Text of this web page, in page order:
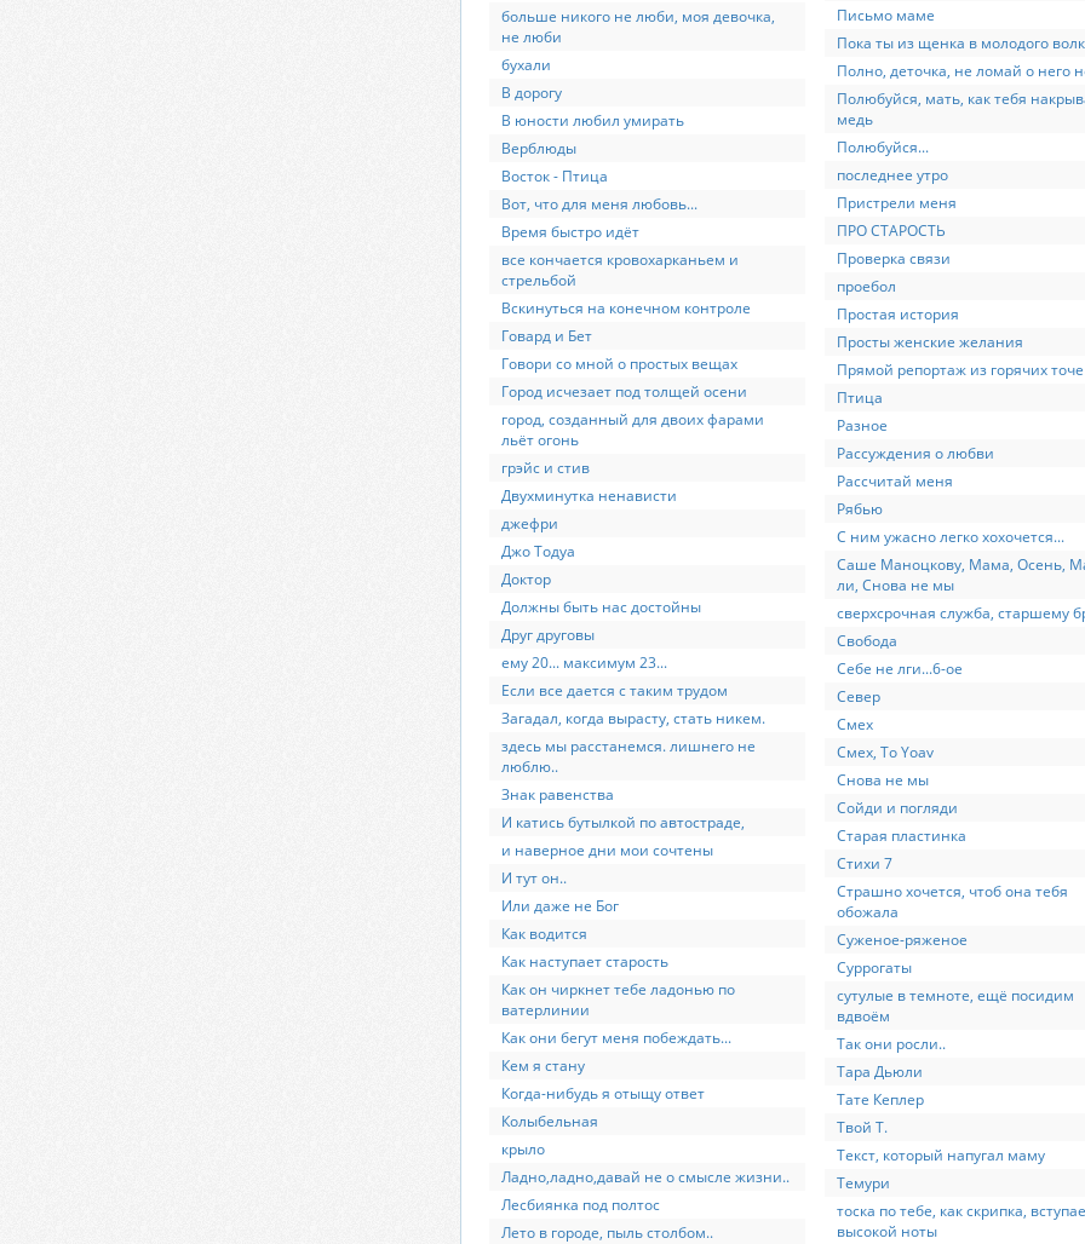
больше никого не люби, моя девочка,
не люби
бухали
В дорогу
В юности любил умирать
Верблюды
Восток - Птица
Вот, что для меня любовь...
Время быстро идёт
все кончается кровохарканьем и
стрельбой
Вскинуться на конечном контроле
Говард и Бет
Говори со мной о простых вещах
Город исчезает под толщей осени
город, созданный для двоих фарами
льёт огонь
грэйс и стив
Двухминутка ненависти
джефри
Джо Тодуа
Доктор
Должны быть нас достойны
Друг друговы
ему 20... максимум 23...
Если все дается с таким трудом
Загадал, когда вырасту, стать никем.
здесь мы расстанемся. лишнего не
люблю..
Знак равенства
И катись бутылкой по автостраде,
и наверное дни мои сочтены
И тут он..
Или даже не Бог
Как водится
Как наступает старость
Как он чиркнет тебе ладонью по
ватерлинии
Как они бегут меня побеждать...
Кем я стану
Когда-нибудь я отыщу ответ
Колыбельная
крыло
Ладно,ладно,давай не о смысле жизни..
Лесбиянка под полтос
Лето в городе, пыль столбом..
Письмо маме
Пока ты из щенка в молодого
Полно, деточка, не ломай о него
Полюбуйся, мать, как тебя
медь
Полюбуйся...
последнее утро
Пристрели меня
ПРО СТАРОСТЬ
Проверка связи
проебол
Простая история
Просты женские желания
Прямой репортаж из горячих
Птица
Разное
Рассуждения о любви
Рассчитай меня
Рябью
С ним ужасно легко хохочется...
Саше Маноцкову, Мама, Осень,
ли, Снова не мы
сверхсрочная служба, старшему
Свобода
Себе не лги...6-ое
Север
Смех
Смех, To Yoav
Снова не мы
Сойди и погляди
Старая пластинка
Стихи 7
Страшно хочется, чтоб она тебя
обожала
Суженое-ряженое
Суррогаты
сутулые в темноте, ещё посидим
вдвоём
Так они росли..
Тара Дьюли
Тате Кеплер
Твой Т.
Текст, который напугал маму
Темури
тоска по тебе, как скрипка,
высокой ноты